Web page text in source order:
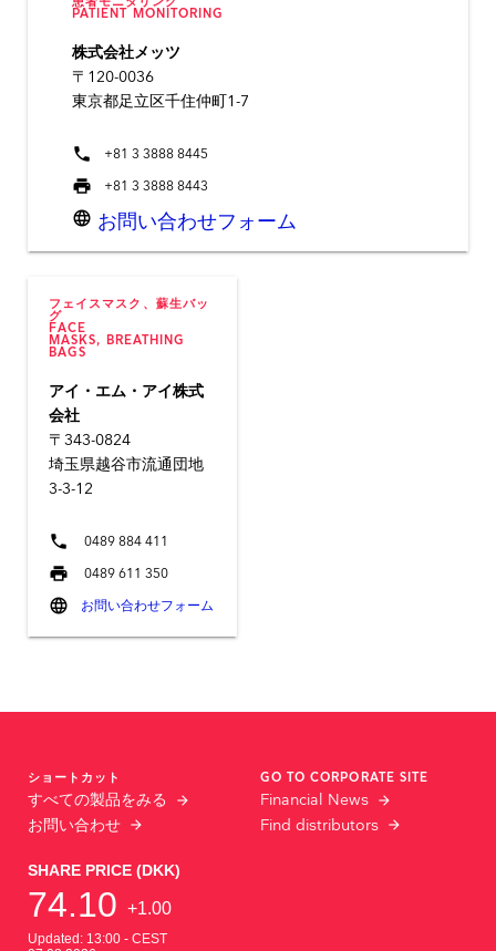
PATIENT MONITORING
株式会社メッツ
〒120-0036
東京都足立区千住仲町1-7
phone +81 3 3888 8445
print +81 3 3888 8443
language お問い合わせフォーム
フェイスマスク、蘇生バッ
グ
FACE
MASKS, BREATHING
BAGS
アイ・エム・アイ株式
会社
〒343-0824
埼玉県越谷市流通団地
3-3-12
phone 0489 884 411
print 0489 611 350
language お問い合わせフォーム
ショートカット
すべての製品をみる
お問い合わせ
GO TO CORPORATE SITE
Financial News
Find distributors